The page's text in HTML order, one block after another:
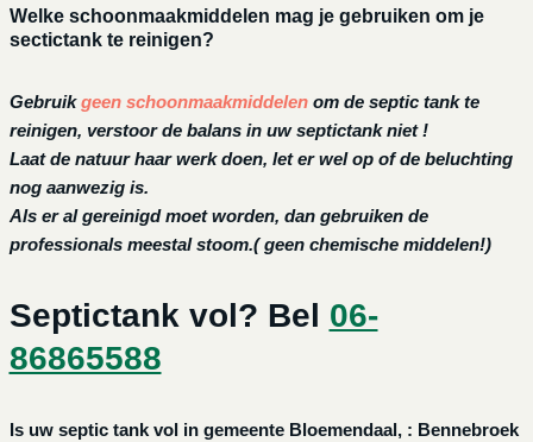
Welke schoonmaakmiddelen mag je gebruiken om je
sectictank te reinigen?
Gebruikgeen schoonmaakmiddelen om de septic tank te
reinigen, verstoor de balans in uw septictank niet !
Laat de natuur haar werk doen, let er wel op of de beluchting
nog aanwezig is.
Als er al gereinigd moet worden, dan gebruiken de
professionals meestal stoom.( geen chemische middelen!)
Septictank vol? Bel 06-
86865588
Is uw septic tank vol in gemeente Bloemendaal, : Bennebroek